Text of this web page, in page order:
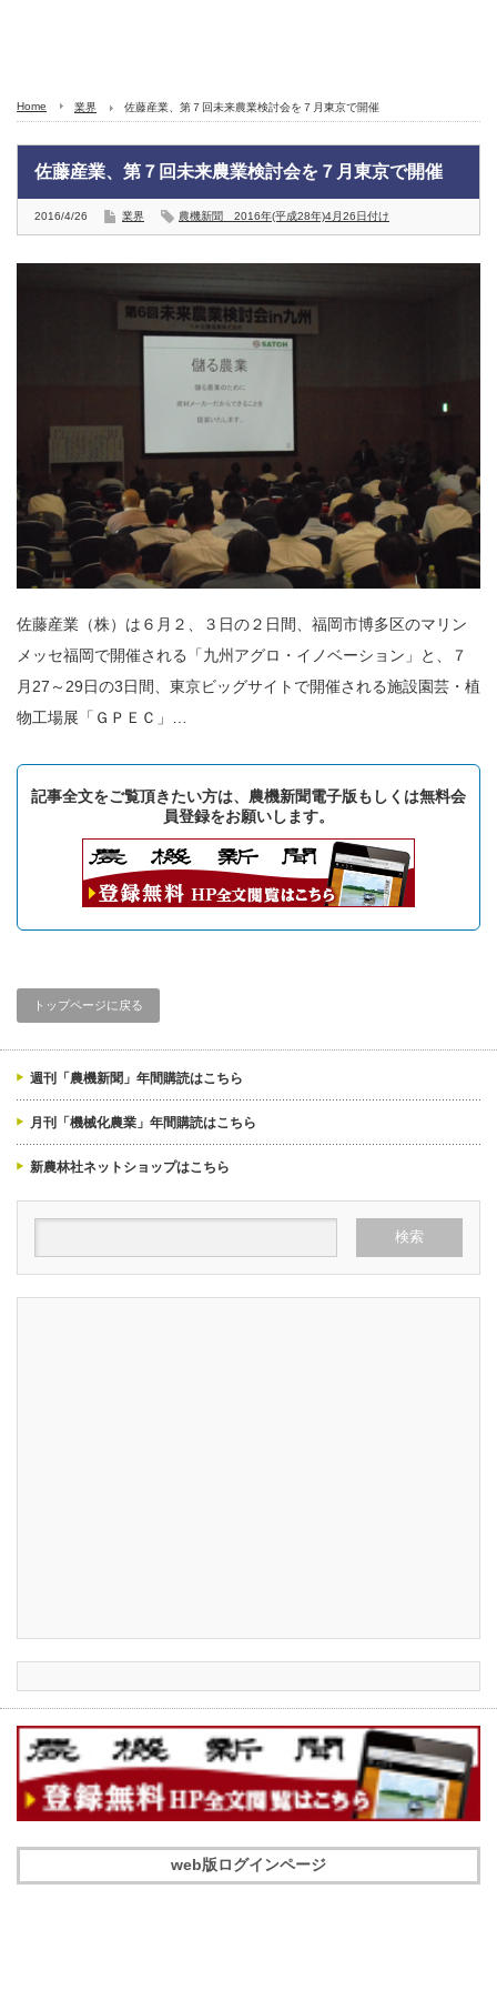
Home 業界 佐藤産業、第７回未来農業検討会を７月東京で開催
佐藤産業、第７回未来農業検討会を７月東京で開催
2016/4/26 業界 農機新聞 2016年(平成28年)4月26日付け
佐藤産業（株）は６月２、３日の２日間、福岡市博多区のマリン
メッセ福岡で開催される「九州アグロ・イノベーション」と、７
月27～29日の3日間、東京ビッグサイトで開催される施設園芸・植
物工場展「ＧＰＥＣ」…
記事全文をご覧頂きたい方は、農機新聞電子版もしくは無料会
員登録をお願いします。
トップページに戻る
週刊「農機新聞」年間購読はこちら
月刊「機械化農業」年間購読はこちら
新農林社ネットショップはこちら
web版ログインページ